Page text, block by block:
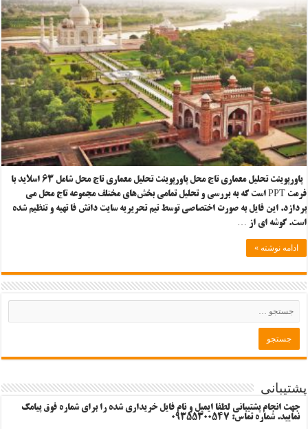
پاورپوینت تحلیل معماری تاج محل پاورپوینت تحلیل معماری تاج محل شامل ۶۳ اسلاید با
فرمت PPT است که به بررسی و تحلیل تمامی بخش‌های مختلف مجموعه تاج محل می
پردازد. این فایل به صورت اختصاصی توسط تیم تحریریه سایت دانش فا تهیه و تنظیم شده
است. گوشه ای از …
ادامه نوشته »
پشتیبانی
جهت انجام پشتیبانی لطفا ایمیل و نام فایل خریداری شده را برای شماره فوق پیامک
نمایید. شماره تماس: 09355300547